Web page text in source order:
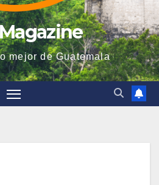
mejor de Guatemala